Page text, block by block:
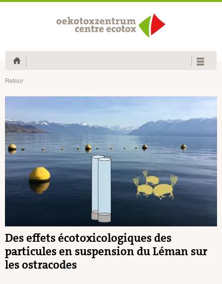
Home
Retour
Des effets écotoxicologiques des
particules en suspension du Léman sur
les ostracodes